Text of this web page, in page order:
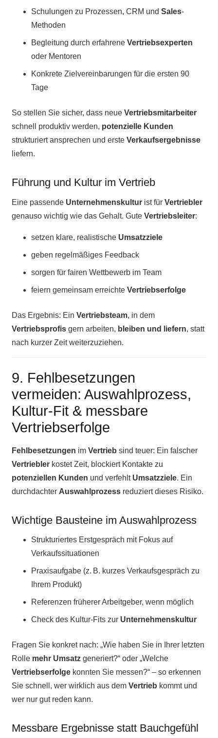
Schulungen zu Prozessen, CRM und Sales-
Methoden
Begleitung durch erfahrene Vertriebsexperten
oder Mentoren
Konkrete Zielvereinbarungen für die ersten 90
Tage
So stellen Sie sicher, dass neue Vertriebsmitarbeiter
schnell produktiv werden, potenzielle Kunden
strukturiert ansprechen und erste Verkaufsergebnisse
liefern.
Führung und Kultur im Vertrieb
Eine passende Unternehmenskultur ist für Vertriebler
genauso wichtig wie das Gehalt. Gute Vertriebsleiter:
setzen klare, realistische Umsatzziele
geben regelmäßiges Feedback
sorgen für fairen Wettbewerb im Team
feiern gemeinsam erreichte Vertriebserfolge
Das Ergebnis: Ein Vertriebsteam, in dem
Vertriebsprofis gern arbeiten, bleiben und liefern, statt
nach kurzer Zeit weiterzuziehen.
9. Fehlbesetzungen
vermeiden: Auswahlprozess,
Kultur-Fit & messbare
Vertriebserfolge
Fehlbesetzungen im Vertrieb sind teuer: Ein falscher
Vertriebler kostet Zeit, blockiert Kontakte zu
potenziellen Kunden und verfehlt Umsatzziele. Ein
durchdachter Auswahlprozess reduziert dieses Risiko.
Wichtige Bausteine im Auswahlprozess
Strukturiertes Erstgespräch mit Fokus auf
Verkaufssituationen
Praxisaufgabe (z. B. kurzes Verkaufsgespräch zu
Ihrem Produkt)
Referenzen früherer Arbeitgeber, wenn möglich
Check des Kultur-Fits zur Unternehmenskultur
Fragen Sie konkret nach: „Wie haben Sie in Ihrer letzten
Rolle mehr Umsatz generiert?“ oder „Welche
Vertriebserfolge konnten Sie messen?“ – so erkennen
Sie schnell, wer wirklich aus dem Vertrieb kommt und
wer nur gut reden kann.
Messbare Ergebnisse statt Bauchgefühl